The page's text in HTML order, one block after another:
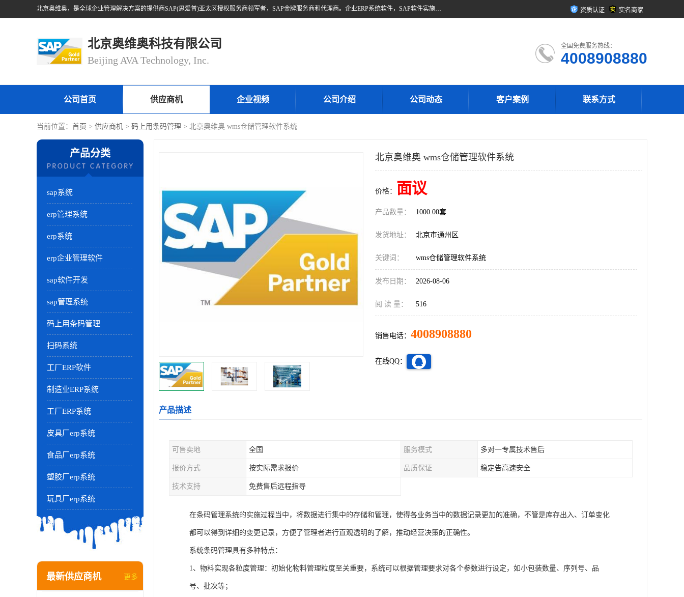
北京奥维奥，是全球企业管理解决方案的提供商SAP(思爱普)亚太区授权服务商领军者，SAP金牌服务商和代理商。企业ERP系统软件，SAP软件实施，17年来服务客户1500多家。提供SAP Business One，SAP Business ByDesign，SAP S/4HANA Cloud，SAP Analytics Cloud （分析云）等产品与解决方案。咨询专线：400-890-8880 资质认证 实名商家
北京奥维奥科技有限公司
Beijing AVA Technology, Inc.
全国免费服务热线：
4008908880
公司首页 供应商机 企业视频 公司介绍 公司动态 客户案例 联系方式
当前位置： 首页 > 供应商机 > 码上用条码管理 > 北京奥维奥 wms仓储管理软件系统
产品分类
sap系统
erp管理系统
erp系统
erp企业管理软件
sap软件开发
sap管理系统
码上用条码管理
扫码系统
工厂ERP软件
制造业ERP系统
工厂ERP系统
皮具厂erp系统
食品厂erp系统
塑胶厂erp系统
玩具厂erp系统
最新供应商机 更多
北京奥维奥 wms仓储管理软件系统
价格： 面议
产品数量： 1000.00套
发货地址： 北京市通州区
关键词： wms仓储管理软件系统
发布日期： 2026-08-06
阅 读 量： 516
销售电话： 4008908880
在线QQ：
产品描述
可售卖地 全国 服务模式 多对一专属技术售后
报价方式 按实际需求报价 品质保证 稳定告高速安全
技术支持 免费售后远程指导
在条码管理系统的实施过程当中，将数据进行集中的存储和管理，使得各业务当中的数据记录更加的准确，不管是库存出入、订单变化
都可以得到详细的变更记录，方便了管理者进行直观透明的了解，推动经营决策的正确性。
系统条码管理具有多种特点：
1、物料实现各粒度管理：初始化物料管理粒度至关重要，系统可以根据管理要求对各个参数进行设定，如小包装数量、序列号、品
号、批次等；